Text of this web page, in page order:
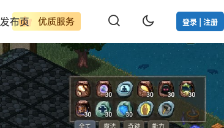
优质服务 登录 | 注册
发布页